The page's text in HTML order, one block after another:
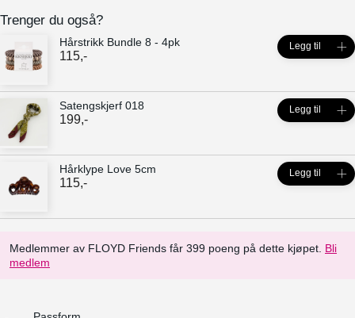
Medlemmer av FLOYD Friends får 399 poeng på dette kjøpet. Bli
medlem
Trenger du også?
Hårstrikk Bundle 8 - 4pk
115,-
Legg til
Satengskjerf 018
199,-
Legg til
Hårklype Love 5cm
115,-
Legg til